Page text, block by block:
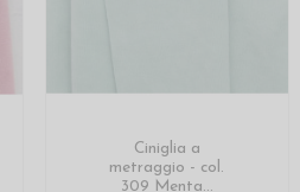
Ciniglia a
metraggio - col.
309 Menta...